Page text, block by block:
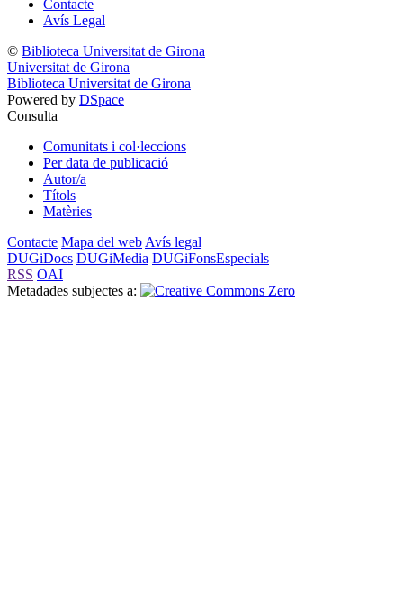
Contacte
Avís Legal
© Biblioteca Universitat de Girona
Universitat de Girona
Biblioteca Universitat de Girona
Powered by DSpace
Consulta
Comunitats i col·leccions
Per data de publicació
Autor/a
Títols
Matèries
Contacte Mapa del web Avís legal
DUGiDocs DUGiMedia DUGiFonsEspecials
RSS OAI
Metadades subjectes a: